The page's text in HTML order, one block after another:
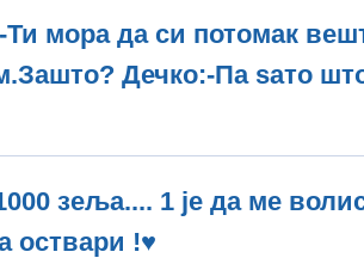
Ти мора да си потомак
Дечко:-Па ѕато
зеља.... 1 је да ме
оствари !♥